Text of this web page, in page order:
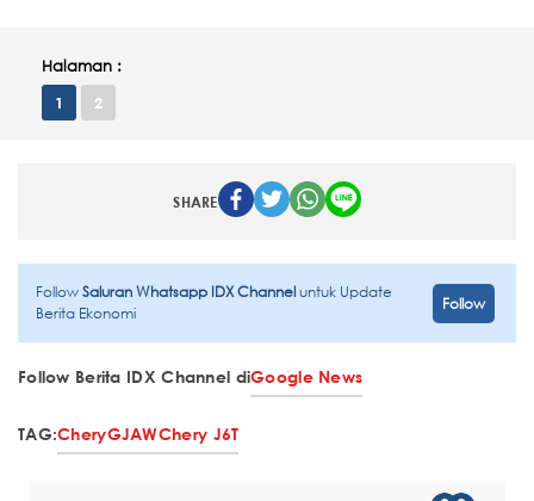
Halaman :
1 2
SHARE
FollowSaluran Whatsapp IDX Channeluntuk Update
Berita Ekonomi
Follow
Follow Berita IDX Channel diGoogle News
TAG:CheryGJAWChery J6T